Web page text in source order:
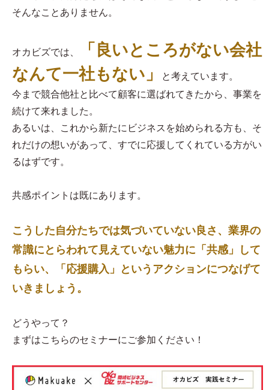
そんなことありません。
オカビズでは、
「良いところがない会社
なんて一社もない」
と考えています。
今まで競合他社と比べて顧客に選ばれてきたから、事業を
続けて来れました。
あるいは、これから新たにビジネスを始められる方も、そ
れだけの想いがあって、すでに応援してくれている方がい
るはずです。
共感ポイントは既にあります。
こうした自分たちでは気づいていない良さ、業界の
常識にとらわれて見えていない魅力に「共感」して
もらい、「応援購入」というアクションにつなげて
いきましょう。
どうやって？
まずはこちらのセミナーにご参加ください！